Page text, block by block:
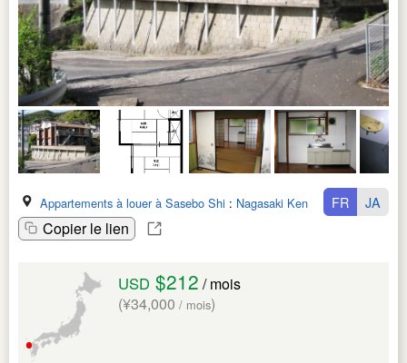
Appartements à louer à Sasebo Shi : Nagasaki Ken
Copier le lien
FR JA
USD $212 / mois
(¥34,000 / mois)